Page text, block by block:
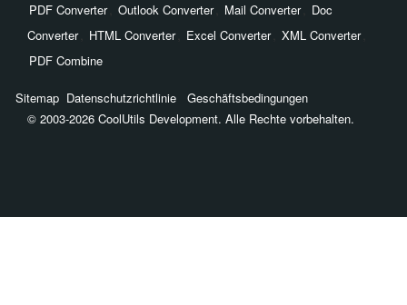
PDF Converter Outlook Converter Mail Converter
Doc
Converter
HTML Converter Excel Converter XML Converter
PDF Combine
Sitemap Datenschutzrichtlinie
Geschäftsbedingungen
© 2003-2026 CoolUtils Development. Alle Rechte vorbehalten.